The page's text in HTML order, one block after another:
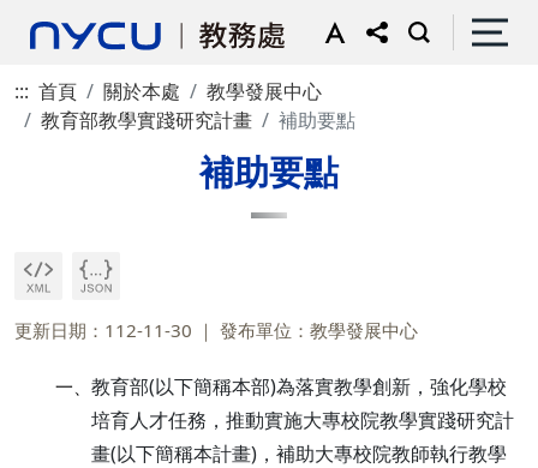
::: 首頁 關於本處
教學發展中心
教育部教學實踐研究計畫
補助要點
補助要點
更新日期：112-11-30 發布單位：教學發展中心
一、 教育部(以下簡稱本部)為落實教學創新，強化學校
培育人才任務，推動實施大專校院教學實踐研究計
畫(以下簡稱本計畫)，補助大專校院教師執行教學